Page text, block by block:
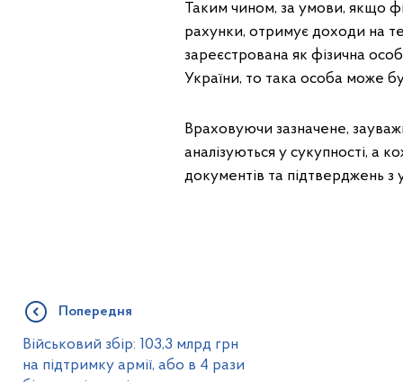
Таким чином, за умови, якщо
рахунки, отримує доходи на
зареєстрована як фізична
України, то така особа може
Враховуючи зазначене,
аналізуються у сукупності, а
документів та підтверджень з
Попередня
Військовий збір: 103,3 млрд грн
на підтримку армії, або в 4 рази